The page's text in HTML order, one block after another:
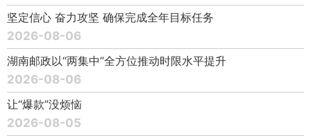
坚定信心 奋力攻坚 确保完成全年目标任务
2026-08-06
湖南邮政以“两集中”全方位推动时限水平提升
2026-08-06
让“爆款”没烦恼
2026-08-05